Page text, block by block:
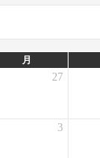
月
27
3